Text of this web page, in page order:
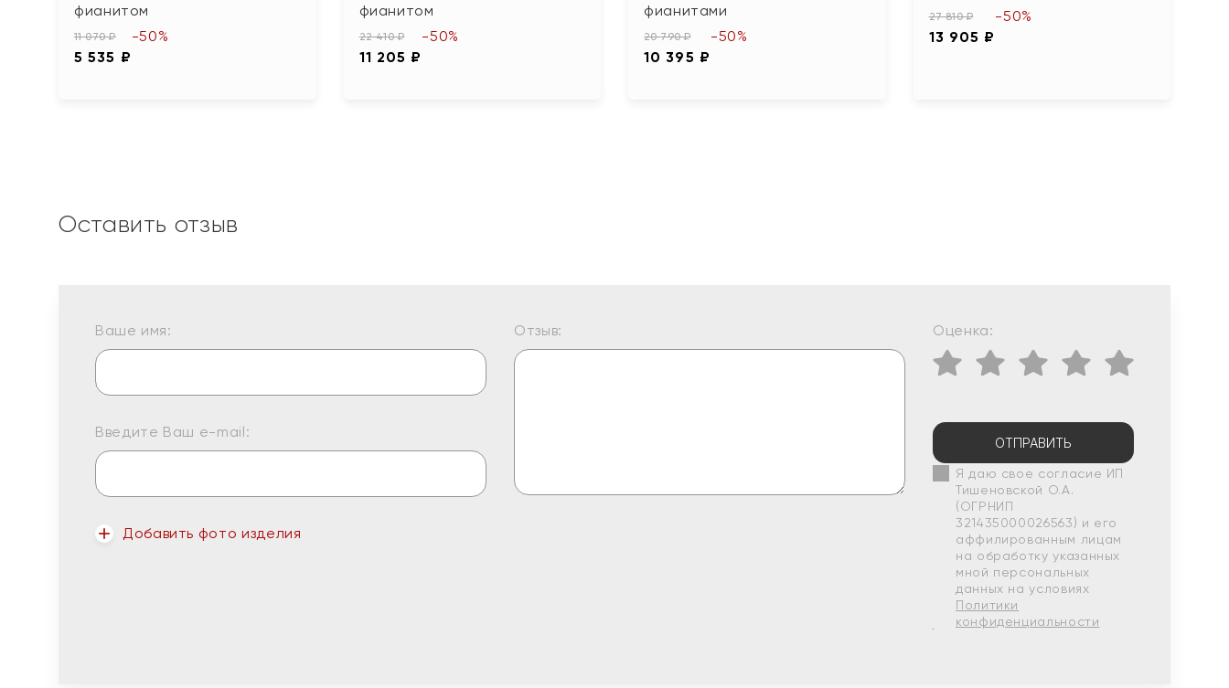
фианитом
11 070 ₽
5 535 ₽
-50%
фианитом
22 410 ₽
11 205 ₽
-50%
фианитами
20 790 ₽
10 395 ₽
-50%
27 810 ₽
13 905 ₽
-50%
Оставить отзыв
Ваше имя:
Введите Ваш e-mail:
Добавить фото изделия
Отзыв: Оценка:
ОТПРАВИТЬ
Я даю свое согласие ИП
Тишеновской О.А.
(ОГРНИП
321435000026563) и его
аффилированным лицам
на обработку указанных
мной персональных
данных на условиях
Политики
конфиденциальности